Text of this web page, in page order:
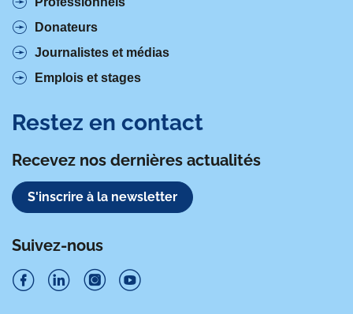
Donateurs
Journalistes et médias
Emplois et stages
Restez en contact
Recevez nos dernières actualités
S'inscrire à la newsletter
Suivez-nous